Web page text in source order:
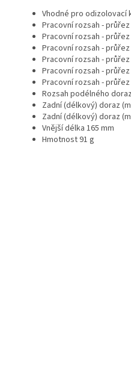
Vhodné pro odizolovací
Pracovní rozsah -
Pracovní rozsah - průřez
Pracovní rozsah - průřez
Pracovní rozsah - průřez
Pracovní rozsah - průřez
Pracovní rozsah - průřez
Rozsah podélného
Zadní (délkový) doraz
Zadní (délkový) doraz
Vnější délka 165 mm
Hmotnost 91 g